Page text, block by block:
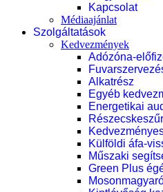
Kapcsolat
Médiaajánlat
Szolgáltatások
Kedvezmények
Adózóna-
Alkatrész
Egyéb
Energetikai
Külföldi áfa-
Műszaki
Green Plus